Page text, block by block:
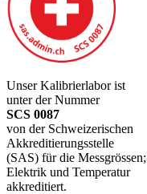
Unser Kalibrierlabor ist
unter der Nummer
SCS 0087
von der Schweizerischen
Akkreditierungsstelle
(SAS) für die Messgrössen;
Elektrik und Temperatur
akkreditiert.